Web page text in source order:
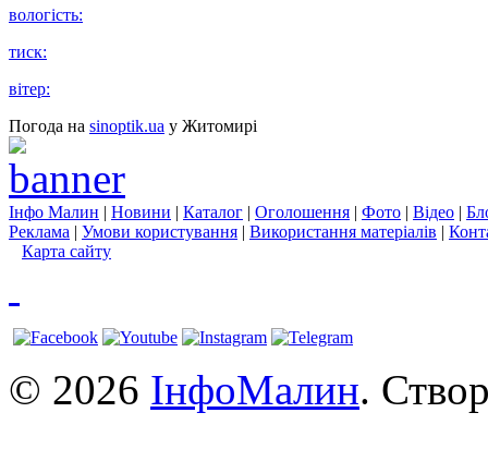
вологість:
тиск:
вітер:
Погода на sinoptik.ua у Житомирі
Інфо Малин | Новини | Каталог | Оголошення | Фото | Відео |
Реклама | Умови користування | Використання матеріалів |
Карта сайту
© 2026 ІнфоМалин.